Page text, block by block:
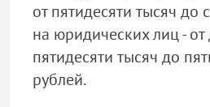
от пятидесяти тысяч до
на юридических лиц - от
пятидесяти тысяч до
рублей.